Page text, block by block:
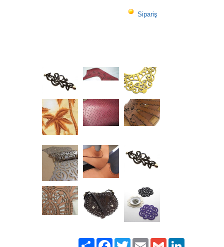
Sipariş
PaylaşFacebook
TwitterEmailGmail